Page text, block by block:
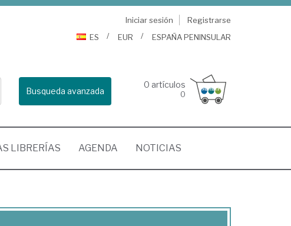
Iniciar sesión
Registrarse
ES
EUR ESPAÑA PENINSULAR
Busqueda avanzada
0 artículos
0
LIBRERÍAS AGENDA NOTICIAS